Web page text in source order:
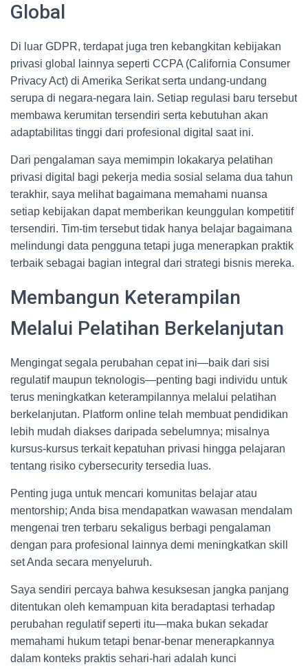
Global
Di luar GDPR, terdapat juga tren kebangkitan kebijakan
privasi global lainnya seperti CCPA (California Consumer
Privacy Act) di Amerika Serikat serta undang-undang
serupa di negara-negara lain. Setiap regulasi baru tersebut
membawa kerumitan tersendiri serta kebutuhan akan
adaptabilitas tinggi dari profesional digital saat ini.
Dari pengalaman saya memimpin lokakarya pelatihan
privasi digital bagi pekerja media sosial selama dua tahun
terakhir, saya melihat bagaimana memahami nuansa
setiap kebijakan dapat memberikan keunggulan kompetitif
tersendiri. Tim-tim tersebut tidak hanya belajar bagaimana
melindungi data pengguna tetapi juga menerapkan praktik
terbaik sebagai bagian integral dari strategi bisnis mereka.
Membangun Keterampilan
Melalui Pelatihan Berkelanjutan
Mengingat segala perubahan cepat ini—baik dari sisi
regulatif maupun teknologis—penting bagi individu untuk
terus meningkatkan keterampilannya melalui pelatihan
berkelanjutan. Platform online telah membuat pendidikan
lebih mudah diakses daripada sebelumnya; misalnya
kursus-kursus terkait kepatuhan privasi hingga pelajaran
tentang risiko cybersecurity tersedia luas.
Penting juga untuk mencari komunitas belajar atau
mentorship; Anda bisa mendapatkan wawasan mendalam
mengenai tren terbaru sekaligus berbagi pengalaman
dengan para profesional lainnya demi meningkatkan skill
set Anda secara menyeluruh.
Saya sendiri percaya bahwa kesuksesan jangka panjang
ditentukan oleh kemampuan kita beradaptasi terhadap
perubahan regulatif seperti itu—maka bukan sekadar
memahami hukum tetapi benar-benar menerapkannya
dalam konteks praktis sehari-hari adalah kunci